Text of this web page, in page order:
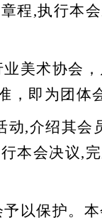
程,执行本
美术协会
即为团体
动,介绍其会
本会决议,
以保护。